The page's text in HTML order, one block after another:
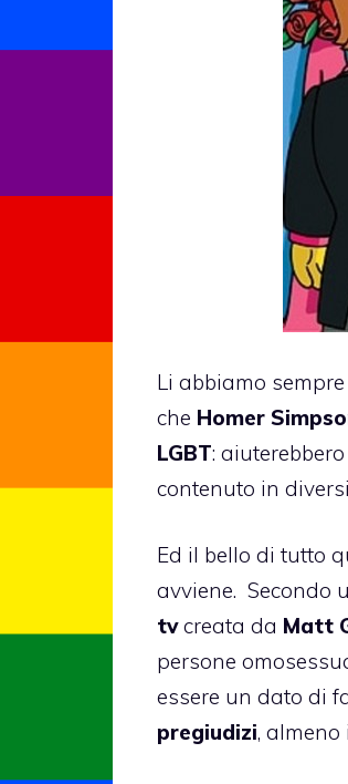
Li abbiamo
che Homer
LGBT:
contenuto in
Ed il bello di tutto
avviene. Secondo
tvcreata da Matt
persone
essere un dato di
pregiudizi, almeno